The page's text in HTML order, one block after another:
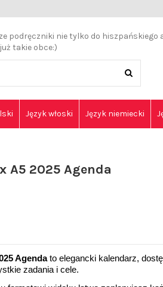
podręczniki nie tylko do hiszpańskiego
już takie obce:)
Język włoski Język niemiecki
A5 2025 Agenda
Agenda to elegancki kalendarz,
zadania i cele.